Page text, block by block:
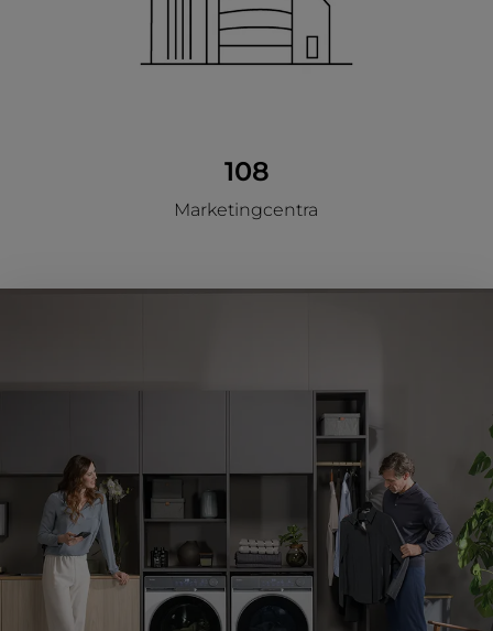
108
Marketingcentra